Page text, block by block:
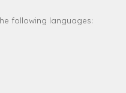
following languages: